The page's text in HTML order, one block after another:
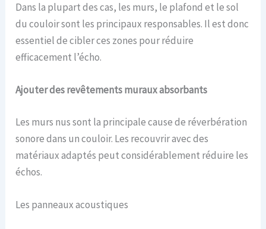
Dans la plupart des cas, les murs, le plafond et le sol
du couloir sont les principaux responsables. Il est donc
essentiel de cibler ces zones pour réduire
efficacement l’écho.
Ajouter des revêtements muraux absorbants
Les murs nus sont la principale cause de réverbération
sonore dans un couloir. Les recouvrir avec des
matériaux adaptés peut considérablement réduire les
échos.
Les panneaux acoustiques